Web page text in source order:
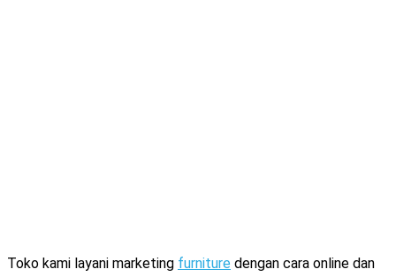
Toko kami layani marketing furniture dengan cara online dan